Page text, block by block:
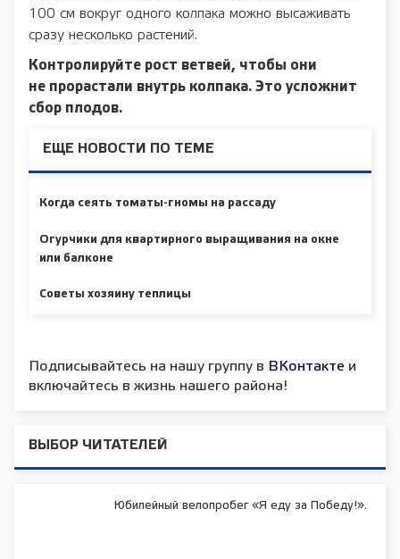
100 см вокруг одного колпака можно высаживать
сразу несколько растений.
Контролируйте рост ветвей, чтобы они
не прорастали внутрь колпака. Это усложнит
сбор плодов.
ЕЩЕ НОВОСТИ ПО ТЕМЕ
Когда сеять томаты-гномы на рассаду
Огурчики для квартирного выращивания на окне
или балконе
Советы хозяину теплицы
Подписывайтесь на нашу группу в ВКонтакте и
включайтесь в жизнь нашего района!
ВЫБОР ЧИТАТЕЛЕЙ
Юбилейный велопробег «Я еду за Победу!».